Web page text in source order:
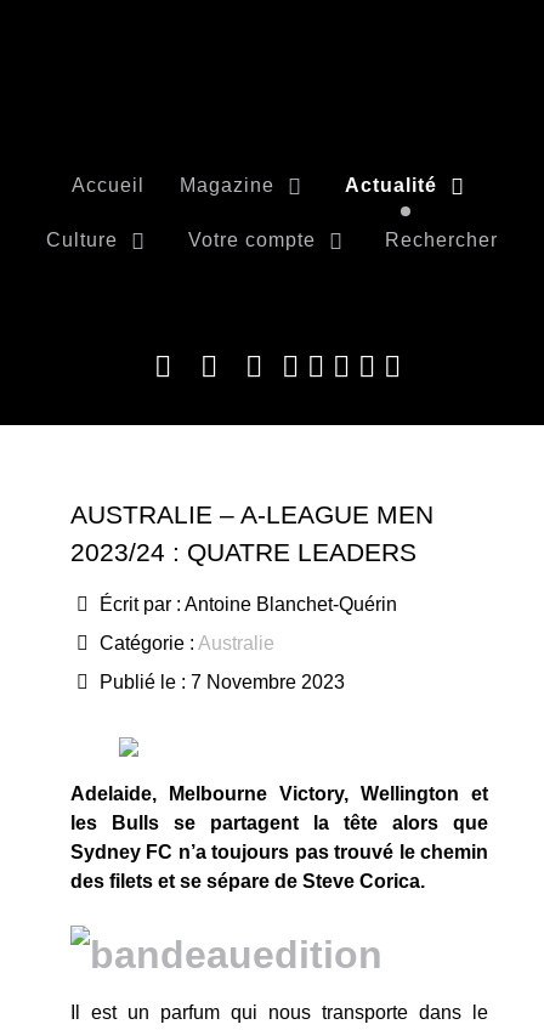
Accueil Magazine Actualité
Culture Votre compte Rechercher
AUSTRALIE – A-LEAGUE MEN
2023/24 : QUATRE LEADERS
Écrit par : Antoine Blanchet-Quérin
Catégorie : Australie
Publié le : 7 Novembre 2023
Adelaide, Melbourne Victory, Wellington et
les Bulls se partagent la tête alors que
Sydney FC n’a toujours pas trouvé le chemin
des filets et se sépare de Steve Corica.
Il est un parfum qui nous transporte dans le